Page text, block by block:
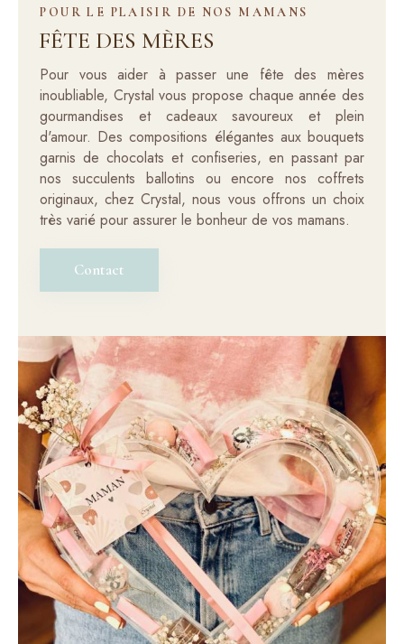
POUR LE PLAISIR DE NOS MAMANS
FÊTE DES MÈRES
Pour vous aider à passer une fête des mères
inoubliable, Crystal vous propose chaque année des
gourmandises et cadeaux savoureux et plein
d'amour. Des compositions élégantes aux bouquets
garnis de chocolats et confiseries, en passant par
nos succulents ballotins ou encore nos coffrets
originaux, chez Crystal, nous vous offrons un choix
très varié pour assurer le bonheur de vos mamans.
Contact